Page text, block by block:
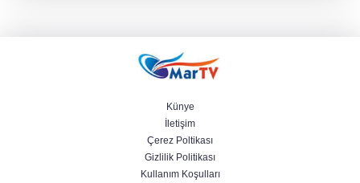
Künye
İletişim
Çerez Poltikası
Gizlilik Politikası
Kullanım Koşulları